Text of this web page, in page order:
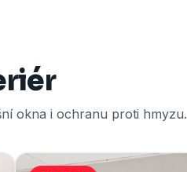
okna i ochranu proti hmyzu.